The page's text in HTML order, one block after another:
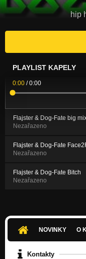
hip
PLAYLIST KAPELY
0:00 /0:00
Flajster & Dog-Fate big
Nezařazeno
Flajster & Dog-Fate
Nezařazeno
Flajster & Dog-Fate Bitch
Nezařazeno
NOVINKY O
Kontakty